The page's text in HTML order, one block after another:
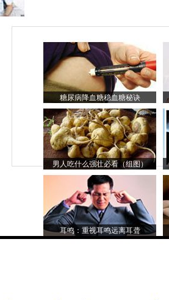
糖尿病降血糖稳血糖秘诀
男人吃什么强壮必看（组图）
耳鸣：重视耳鸣远离耳聋